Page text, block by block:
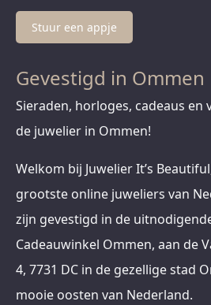
Stuur een appje
Gevestigd in Ommen
Sieraden, horloges, cadeaus en
de juwelier in Ommen!
Welkom bij Juwelier It’s
grootste online juweliers van
zijn gevestigd in de
Cadeauwinkel Ommen, aan de
4, 7731 DC in de gezellige stad
mooie oosten van Nederland.